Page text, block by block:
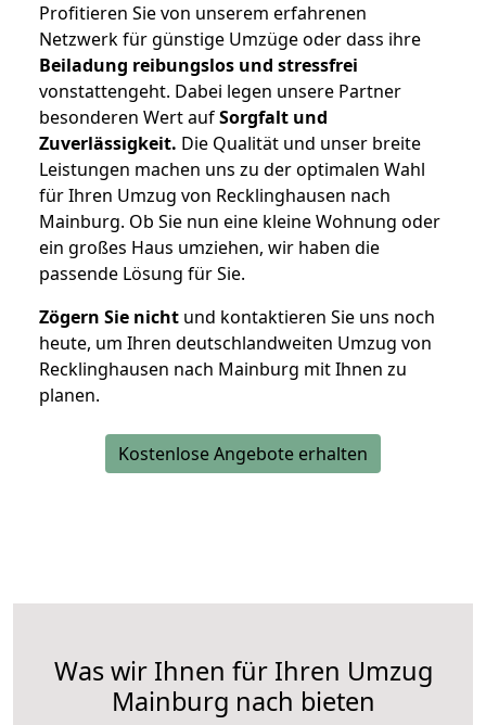
Profitieren Sie von unserem erfahrenen
Netzwerk für günstige Umzüge oder dass ihre
Beiladung reibungslos und stressfrei
vonstattengeht. Dabei legen unsere Partner
besonderen Wert aufSorgfalt und
Zuverlässigkeit. Die Qualität und unser breite
Leistungen machen uns zu der optimalen Wahl
für Ihren Umzug von Recklinghausen nach
Mainburg. Ob Sie nun eine kleine Wohnung oder
ein großes Haus umziehen, wir haben die
passende Lösung für Sie.
Zögern Sie nicht und kontaktieren Sie uns noch
heute, um Ihren deutschlandweiten Umzug von
Recklinghausen nach Mainburg mit Ihnen zu
planen.
Kostenlose Angebote erhalten
Was wir Ihnen für Ihren Umzug
Mainburg nach bieten